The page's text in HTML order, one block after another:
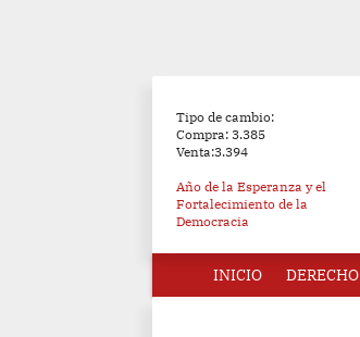
Tipo de cambio:
Compra: 3.385
Venta:3.394
Año de la Esperanza y el
Fortalecimiento de la
Democracia
INICIO DERECHO